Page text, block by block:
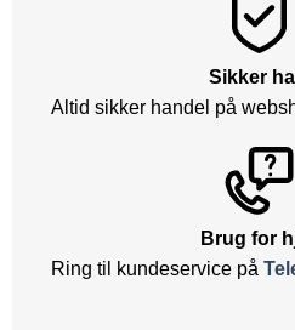
Sikker
Altid sikker handel på
Brug for
Ring til kundeservice på